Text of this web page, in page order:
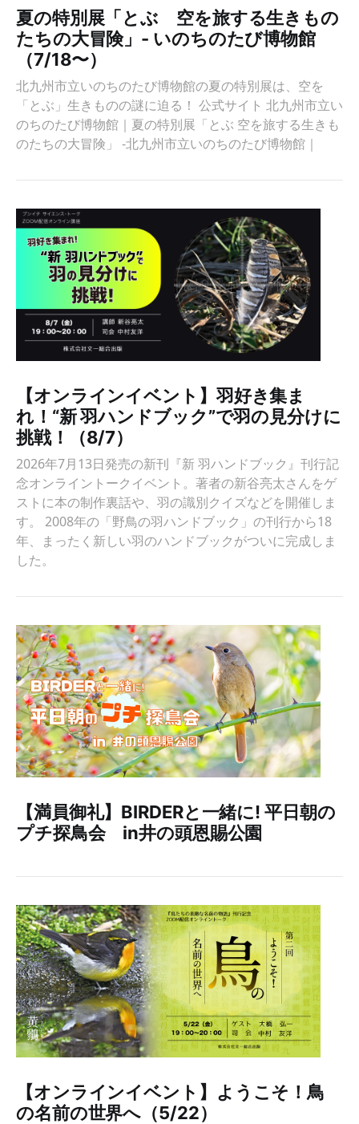
夏の特別展「とぶ 空を旅する生きもの
たちの大冒険」- いのちのたび博物館
（7/18〜）
北九州市立いのちのたび博物館の夏の特別展は、空を
「とぶ」生きものの謎に迫る！ 公式サイト 北九州市立い
のちのたび博物館｜夏の特別展「とぶ 空を旅する生きも
のたちの大冒険」 -北九州市立いのちのたび博物館｜
【オンラインイベント】羽好き集ま
れ！“新 羽ハンドブック”で羽の見分けに
挑戦！（8/7）
2026年7月13日発売の新刊『新 羽ハンドブック』刊行記
念オンライントークイベント。著者の新谷亮太さんをゲ
ストに本の制作裏話や、羽の識別クイズなどを開催しま
す。 2008年の「野鳥の羽ハンドブック」の刊行から18
年、まったく新しい羽のハンドブックがついに完成しま
した。
【満員御礼】BIRDERと一緒に! 平日朝の
プチ探鳥会 in井の頭恩賜公園
【オンラインイベント】ようこそ！鳥
の名前の世界へ（5/22）